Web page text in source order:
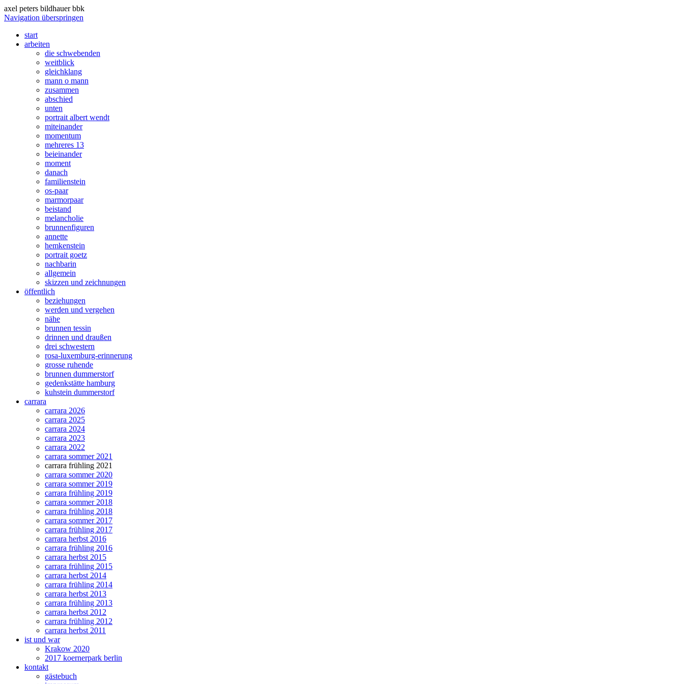
axel peters bildhauer bbk
Navigation überspringen
start
arbeiten
die schwebenden
weitblick
gleichklang
mann o mann
zusammen
abschied
unten
portrait albert wendt
miteinander
momentum
mehreres 13
beieinander
moment
danach
familienstein
os-paar
marmorpaar
beistand
melancholie
brunnenfiguren
annette
hemkenstein
portrait goetz
nachbarin
allgemein
skizzen und zeichnungen
öffentlich
beziehungen
werden und vergehen
nähe
brunnen tessin
drinnen und draußen
drei schwestern
rosa-luxemburg-erinnerung
grosse ruhende
brunnen dummerstorf
gedenkstätte hamburg
kuhstein dummerstorf
carrara
carrara 2026
carrara 2025
carrara 2024
carrara 2023
carrara 2022
carrara sommer 2021
carrara frühling 2021
carrara sommer 2020
carrara sommer 2019
carrara frühling 2019
carrara sommer 2018
carrara frühling 2018
carrara sommer 2017
carrara frühling 2017
carrara herbst 2016
carrara frühling 2016
carrara herbst 2015
carrara frühling 2015
carrara herbst 2014
carrara frühling 2014
carrara herbst 2013
carrara frühling 2013
carrara herbst 2012
carrara frühling 2012
carrara herbst 2011
ist und war
Krakow 2020
2017 koernerpark berlin
kontakt
gästebuch